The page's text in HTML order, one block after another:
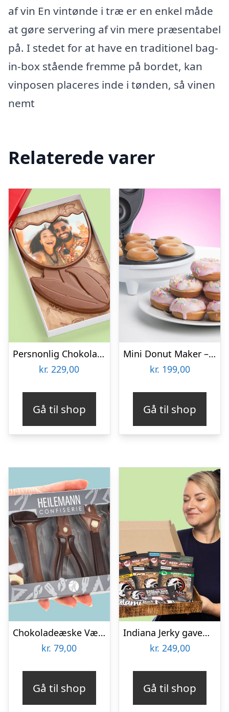
af vin En vintønde i træ er en enkel måde
at gøre servering af vin mere præsentabel
på. I stedet for at have en traditionel bag-
in-box stående fremme på bordet, kan
vinposen placeres inde i tønden, så vinen
nemt
Relaterede varer
Persnonlig Chokoladeblomst med Billede
kr. 229,00
Gå til shop
Mini Donut Maker – KitchPro
kr. 199,00
Gå til shop
Chokoladeæske Værktøj
kr. 79,00
Gå til shop
Indiana Jerky gaveæske
kr. 249,00
Gå til shop